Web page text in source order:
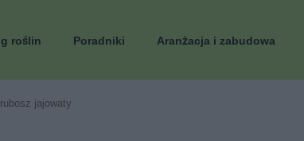
roślin Poradniki Aranżacja i zabudowa
jajowaty